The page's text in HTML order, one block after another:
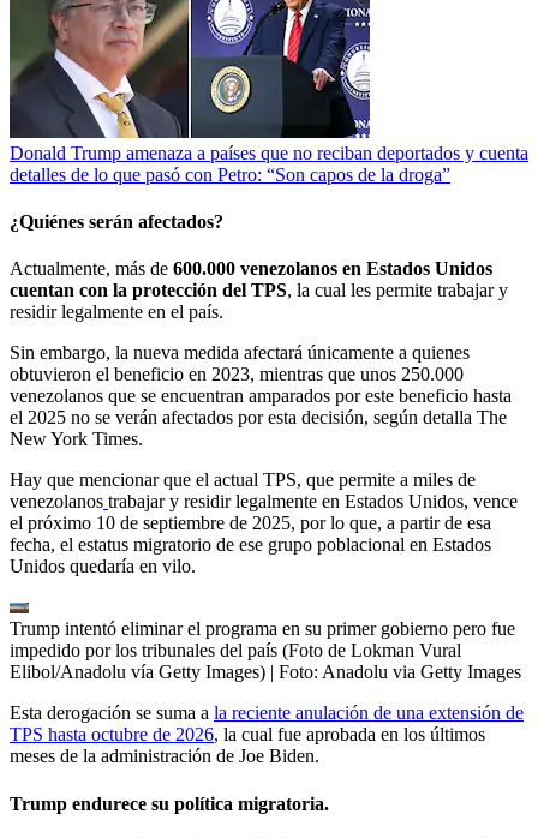
Donald Trump amenaza a países que no reciban deportados y cuenta
detalles de lo que pasó con Petro: “Son capos de la droga”
¿Quiénes serán afectados?
Actualmente, más de 600.000 venezolanos en Estados Unidos
cuentan con la protección del TPS, la cual les permite trabajar y
residir legalmente en el país.
Sin embargo, la nueva medida afectará únicamente a quienes
obtuvieron el beneficio en 2023, mientras que unos 250.000
venezolanos que se encuentran amparados por este beneficio hasta
el 2025 no se verán afectados por esta decisión, según detalla The
New York Times.
Hay que mencionar que el actual TPS, que permite a miles de
venezolanos trabajar y residir legalmente en Estados Unidos, vence
el próximo 10 de septiembre de 2025, por lo que, a partir de esa
fecha, el estatus migratorio de ese grupo poblacional en Estados
Unidos quedaría en vilo.
Trump intentó eliminar el programa en su primer gobierno pero fue
impedido por los tribunales del país (Foto de Lokman Vural
Elibol/Anadolu vía Getty Images) | Foto: Anadolu via Getty Images
Esta derogación se suma a la reciente anulación de una extensión de
TPS hasta octubre de 2026, la cual fue aprobada en los últimos
meses de la administración de Joe Biden.
Trump endurece su política migratoria.